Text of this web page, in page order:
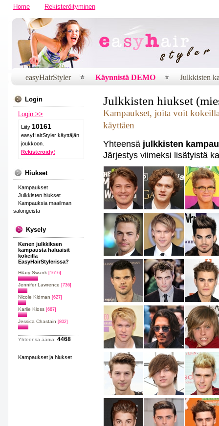
Home Rekisteröityminen
easyHairStyler Käynnistä DEMO Julkkisten
Login
Login >>
Liity 10161
easyHairStyler käyttäjän
joukkoon.
Rekisteröidy!
Hiukset
Kampaukset
Julkkisten hiukset
Kampauksia maailman
salongeista
Kysely
Kenen julkkiksen
kampausta haluaisit
kokeilla
EasyHairStylerissa?
Hilary Swank [1616]
Jennifer Lawrence [736]
Nicole Kidman [627]
Karlie Kloss [687]
Jessica Chastain [802]
Yhteensä ääniä: 4468
Kampaukset ja hiukset
Julkkisten hiukset
Kampaukset, joita voit
käyttäen
Yhteensä julkkisten
Järjestys viimeksi lisätyistä